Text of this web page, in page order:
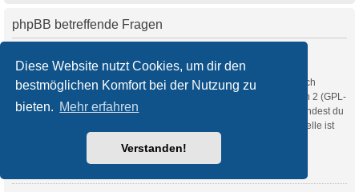
Diese Website nutzt Cookies, um dir den
bestmöglichen Komfort bei der Nutzung zu
bieten. Mehr erfahren
Verstanden!
phpBB betreffende Fragen
Diese Software (in ihrer unmodifizierten Fassung) wurde von
phpBB Limited
entwickelt und veröffentlicht. Sie ist urheberrechtlich
geschützt. Sie wurde unter der GNU General Public License, Version 2 (GPL-
2.0) veröffentlicht und kann frei vertrieben werden. Weitere Details findest du
. Eine deutschsprachige Anlaufstelle ist